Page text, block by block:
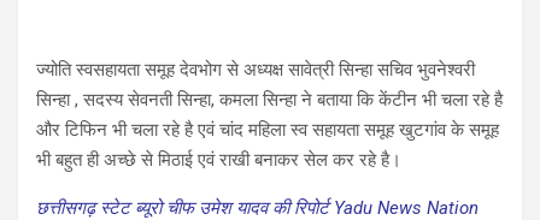
ज्योति स्वसहायता समूह देवभोग से अध्यक्ष सावेत्री सिन्हा सचिव भुवनेश्वरी
सिन्हा , सदस्य सेवनती सिन्हा, कमला सिन्हा ने बताया कि केंटीन भी चला रहे है
और टिफिन भी चला रहे है एवं चांद महिला स्व सहायता समूह खुटगांव के समूह
भी बहुत ही अच्छे से मिठाई एवं राखी बनाकर सेल कर रहे है।
छत्तीसगढ़ स्टेट ब्यूरो चीफ उमेश यादव की रिपोर्ट Yadu News Nation